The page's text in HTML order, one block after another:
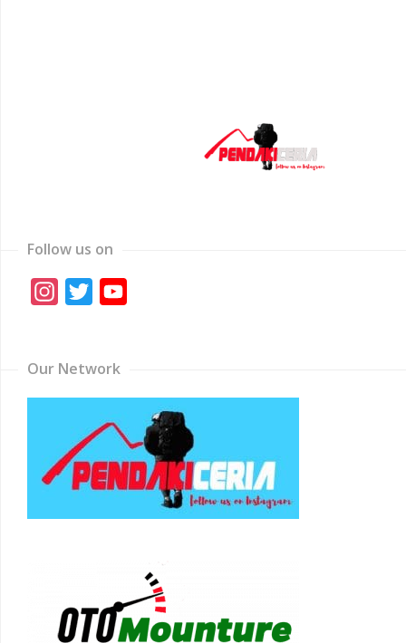
Follow us on
Instagram
Twitter
Our Network